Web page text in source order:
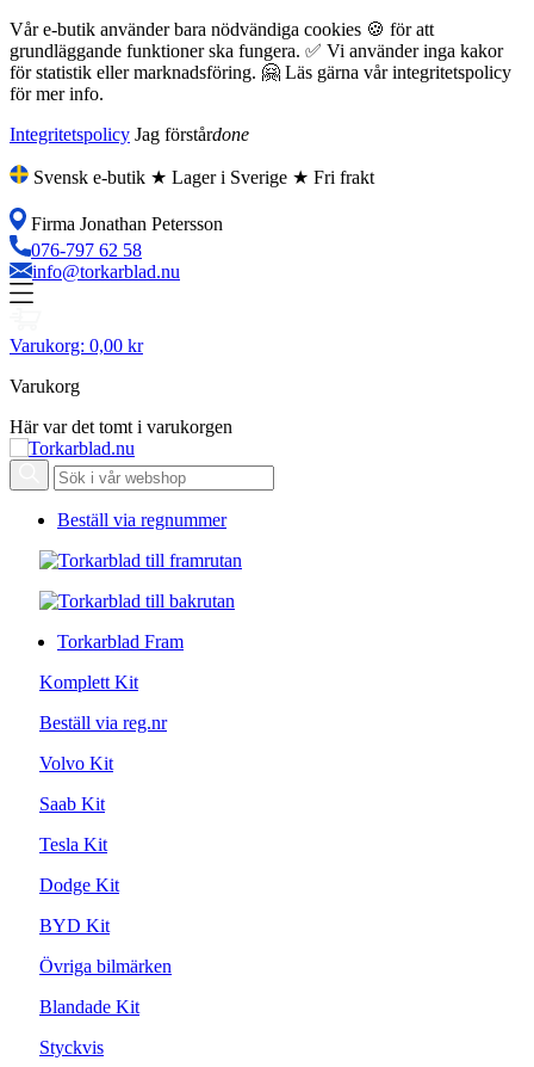
Vår e-butik använder bara nödvändiga cookies 🍪 för att
grundläggande funktioner ska fungera. ✅ Vi använder inga kakor
för statistik eller marknadsföring. 🤗 Läs gärna vår integritetspolicy
för mer info.
Integritetspolicy Jag förstårdone
Svensk e-butik ★ Lager i Sverige ★ Fri frakt
Firma Jonathan Petersson
076-797 62 58
info@torkarblad.nu
Varukorg: 0,00 kr
Varukorg
Här var det tomt i varukorgen
Beställ via regnummer
Torkarblad Fram
Komplett Kit
Beställ via reg.nr
Volvo Kit
Saab Kit
Tesla Kit
Dodge Kit
BYD Kit
Övriga bilmärken
Blandade Kit
Styckvis